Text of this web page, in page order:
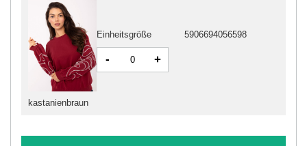
kastanienbraun
Einheitsgröße 5906694056598
- +